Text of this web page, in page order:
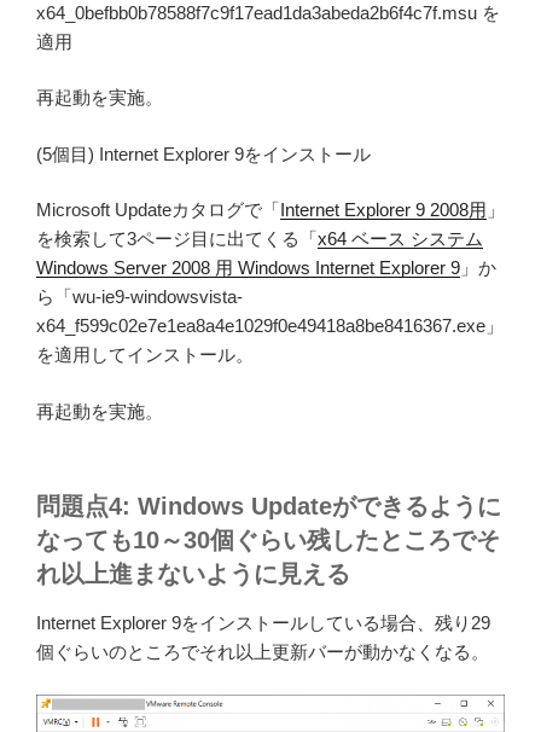
x64_0befbb0b78588f7c9f17ead1da3abeda2b6f4c7f.msu を
適用
再起動を実施。
(5個目) Internet Explorer 9をインストール
Microsoft Updateカタログで「Internet Explorer 9 2008用 」
を検索して3ページ目に出てくる「x64 ベース システム
Windows Server 2008 用 Windows Internet Explorer 9 」か
ら「wu-ie9-windowsvista-
x64_f599c02e7e1ea8a4e1029f0e49418a8be8416367.exe」
を適用してインストール。
再起動を実施。
問題点4: Windows Updateができるように
なっても10～30個ぐらい残したところでそ
れ以上進まないように見える
Internet Explorer 9をインストールしている場合、残り29
個ぐらいのところでそれ以上更新バーが動かなくなる。